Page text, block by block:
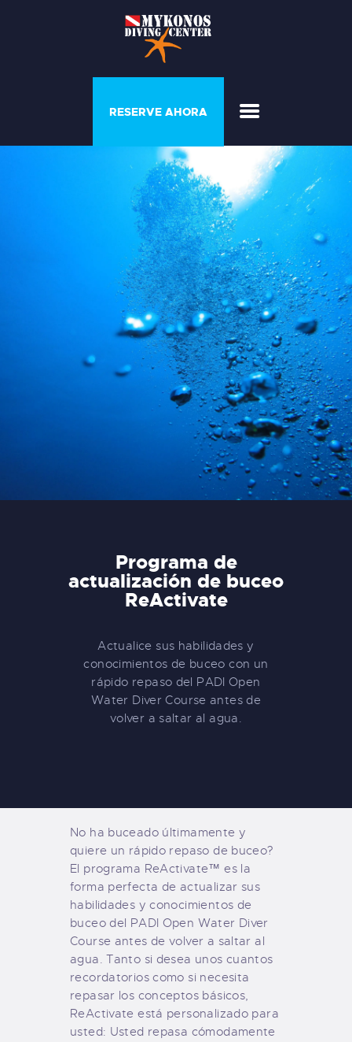
RESERVE AHORA
PROGRAMAS Y
CASA DEL BUZO
LISTA DE PRECIOS
QUIÉNES SOMOS
CONTACTE CON
NOSOTROS
Programa de
actualización de buceo
ReActivate
Actualice sus habilidades y
conocimientos de buceo con un
rápido repaso del PADI Open
Water Diver Course antes de
volver a saltar al agua.
No ha buceado últimamente y
quiere un rápido repaso de buceo?
El programa ReActivate™ es la
forma perfecta de actualizar sus
habilidades y conocimientos de
buceo del PADI Open Water Diver
Course antes de volver a saltar al
agua. Tanto si desea unos cuantos
recordatorios como si necesita
repasar los conceptos básicos,
ReActivate está personalizado para
usted: Usted repasa cómodamente